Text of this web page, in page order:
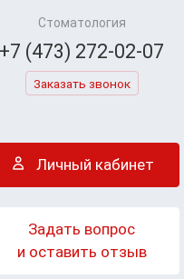
Стоматология
+7 (473) 272-02-07
Заказать звонок
Личный кабинет
Задать вопрос
и оставить отзыв